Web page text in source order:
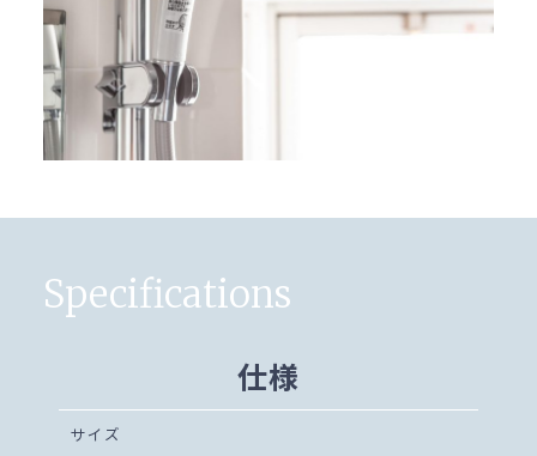
Specifications
仕様
サイズ